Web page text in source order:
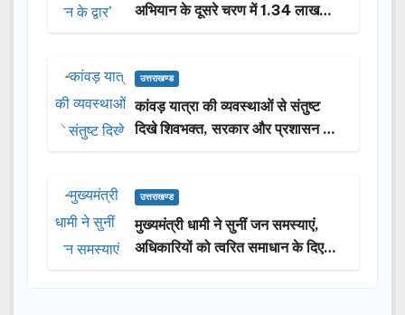
अभियान के दूसरे चरण में 1.34 लाख
लोगों की भागीदारी…
उत्तराखण्ड
कांवड़ यात्रा की व्यवस्थाओं से संतुष्ट
दिखे शिवभक्त, सरकार और प्रशासन की
सराहना…
उत्तराखण्ड
मुख्यमंत्री धामी ने सुनीं जन समस्याएं,
अधिकारियों को त्वरित समाधान के दिए
निर्देश